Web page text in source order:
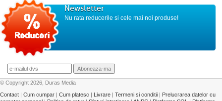
Newsletter
Nu rata reducerile si cele mai noi produse!
© Copyright 2026, Duras Media
Contact | Cum cumpar | Cum platesc | Livrare | Termeni si conditii | Prelucrarea datelor cu